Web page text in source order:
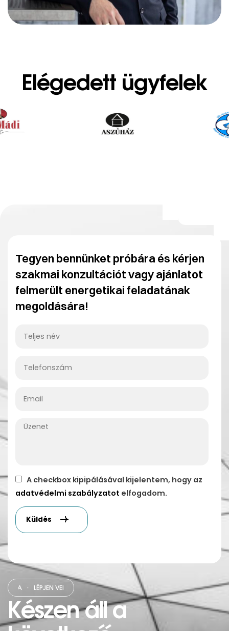
Elégedett ügyfelek
Tegyen bennünket próbára és kérjen
szakmai konzultációt vagy ajánlatot
felmerült energetikai feladatának
megoldására!
A checkbox kipipálásával kijelentem, hogy az
adatvédelmi szabályzatot elfogadom.
Küldés
· LÉPJEN VELÜNK KAPCSOLATBA · LÉPJEN VELÜNK ·
Készen áll a